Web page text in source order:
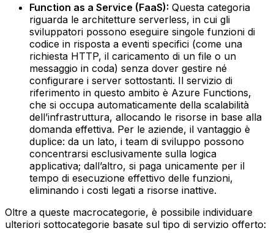
Function as a Service (FaaS): Questa categoria
riguarda le architetture serverless, in cui gli
sviluppatori possono eseguire singole funzioni di
codice in risposta a eventi specifici (come una
richiesta HTTP, il caricamento di un file o un
messaggio in coda) senza dover gestire né
configurare i server sottostanti. Il servizio di
riferimento in questo ambito è Azure Functions,
che si occupa automaticamente della scalabilità
dell’infrastruttura, allocando le risorse in base alla
domanda effettiva. Per le aziende, il vantaggio è
duplice: da un lato, i team di sviluppo possono
concentrarsi esclusivamente sulla logica
applicativa; dall’altro, si paga unicamente per il
tempo di esecuzione effettivo delle funzioni,
eliminando i costi legati a risorse inattive. ‍
Oltre a queste macrocategorie, è possibile individuare
ulteriori sottocategorie basate sul tipo di servizio offerto: